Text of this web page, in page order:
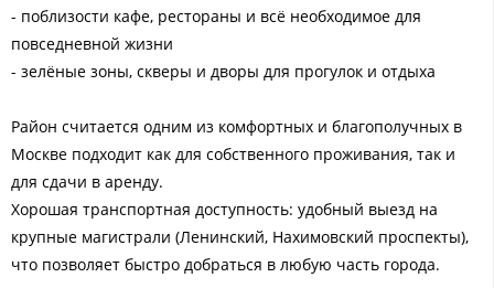
- поблизости кафе, рестораны и всё необходимое для
повседневной жизни
- зелёные зоны, скверы и дворы для прогулок и отдыха
Район считается одним из комфортных и благополучных в
Москве подходит как для собственного проживания, так и
для сдачи в аренду.
Хорошая транспортная доступность: удобный выезд на
крупные магистрали (Ленинский, Нахимовский проспекты),
что позволяет быстро добраться в любую часть города.